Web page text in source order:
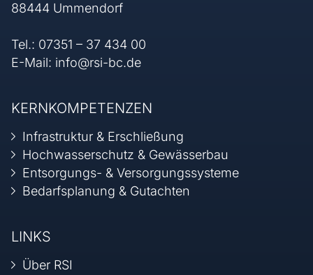
88444 Ummendorf
Tel.: 07351 – 37 434 00
E-Mail: info@rsi-bc.de
KERNKOMPETENZEN
Infrastruktur & Erschließung
Hochwasserschutz & Gewässerbau
Entsorgungs- & Versorgungssysteme
Bedarfsplanung & Gutachten
LINKS
Über RSI